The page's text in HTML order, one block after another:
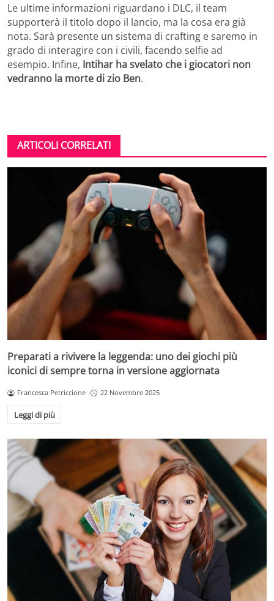
Le ultime informazioni riguardano i DLC, il team
supporterà il titolo dopo il lancio, ma la cosa era già
nota. Sarà presente un sistema di crafting e saremo in
grado di interagire con i civili, facendo selfie ad
esempio. Infine, Intihar ha svelato che i giocatori non
vedranno la morte di zio Ben.
ARTICOLI CORRELATI
Preparati a rivivere la leggenda: uno dei giochi più
iconici di sempre torna in versione aggiornata
Francesca Petriccione 22 Novembre 2025
Leggi di più